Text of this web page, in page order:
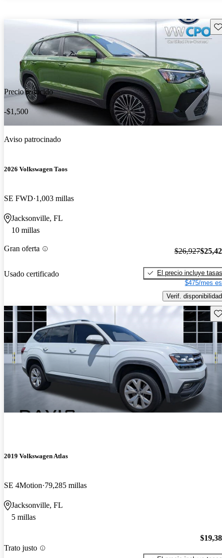
Precio reducido
-$1,500
Aviso patrocinado
2026 Volkswagen Taos
SE FWD 1,003 millas
Jacksonville, FL
10 millas
Gran oferta
Usado certificado
$26,927
El precio incluye tasas
$475/mes
Verif. disponibilidad
2019 Volkswagen Atlas
SE 4Motion 79,285 millas
Jacksonville, FL
5 millas
Trato justo